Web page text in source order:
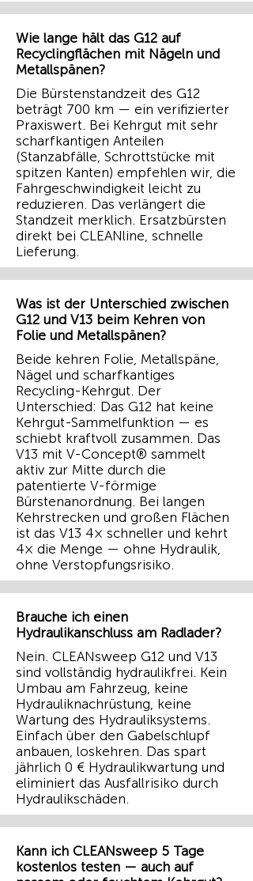
Wie lange hält das G12 auf
Recyclingflächen mit Nägeln und
Metallspänen?
Die Bürstenstandzeit des G12
beträgt 700 km — ein verifizierter
Praxiswert. Bei Kehrgut mit sehr
scharfkantigen Anteilen
(Stanzabfälle, Schrottstücke mit
spitzen Kanten) empfehlen wir, die
Fahrgeschwindigkeit leicht zu
reduzieren. Das verlängert die
Standzeit merklich. Ersatzbürsten
direkt bei CLEANline, schnelle
Lieferung.
Was ist der Unterschied zwischen
G12 und V13 beim Kehren von
Folie und Metallspänen?
Beide kehren Folie, Metallspäne,
Nägel und scharfkantiges
Recycling-Kehrgut. Der
Unterschied: Das G12 hat keine
Kehrgut-Sammelfunktion — es
schiebt kraftvoll zusammen. Das
V13 mit V-Concept® sammelt
aktiv zur Mitte durch die
patentierte V-förmige
Bürstenanordnung. Bei langen
Kehrstrecken und großen Flächen
ist das V13 4× schneller und kehrt
4× die Menge — ohne Hydraulik,
ohne Verstopfungsrisiko.
Brauche ich einen
Hydraulikanschluss am Radlader?
Nein. CLEANsweep G12 und V13
sind vollständig hydraulikfrei. Kein
Umbau am Fahrzeug, keine
Hydrauliknachrüstung, keine
Wartung des Hydrauliksystems.
Einfach über den Gabelschlupf
anbauen, loskehren. Das spart
jährlich 0 € Hydraulikwartung und
eliminiert das Ausfallrisiko durch
Hydraulikschäden.
Kann ich CLEANsweep 5 Tage
kostenlos testen — auch auf